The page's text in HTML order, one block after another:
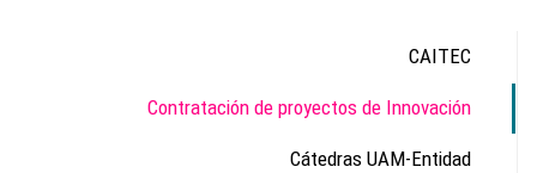
CAITEC
Contratación de proyectos de Innovación
Cátedras UAM-Entidad